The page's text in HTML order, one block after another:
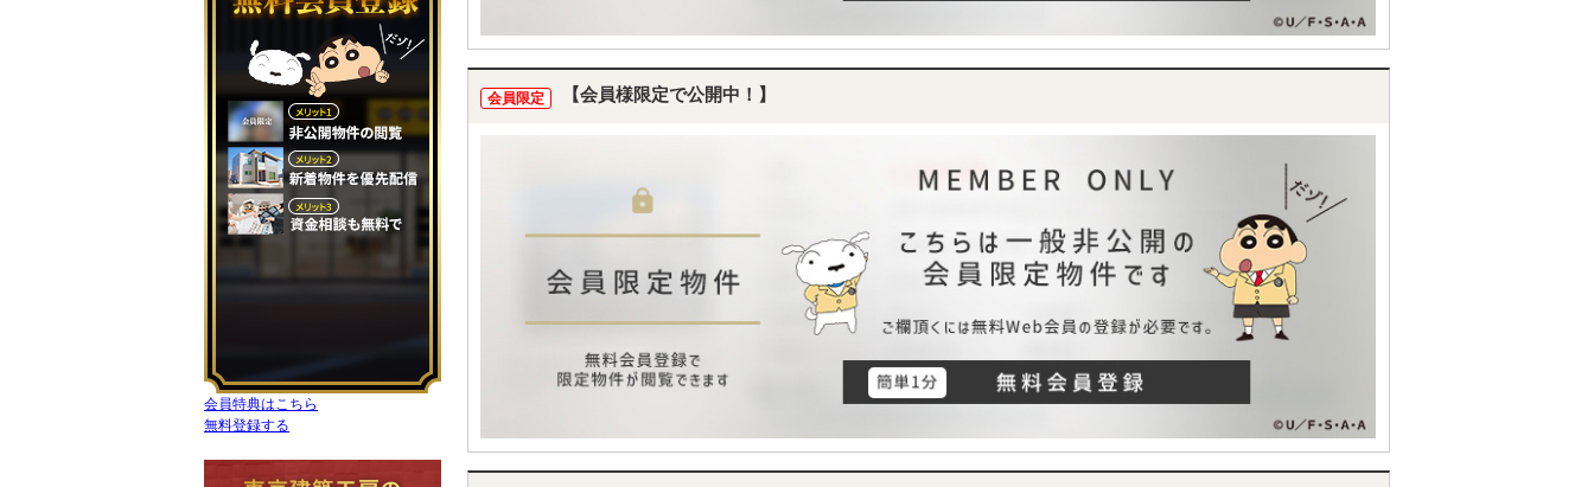
会員限定 【会員様限定で公開中！】
会員特典はこちら
無料登録する